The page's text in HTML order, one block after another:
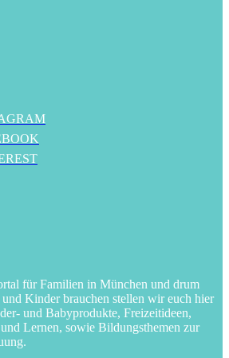
für Familien in München und drum
Kinder brauchen stellen wir euch hier
und Babyprodukte, Freizeitideen,
Lernen, sowie Bildungsthemen zur